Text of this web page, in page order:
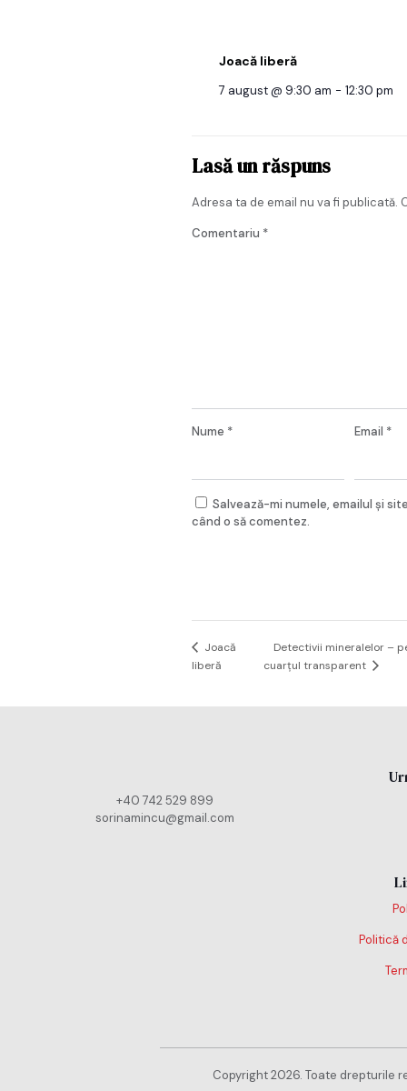
Joacă liberă
7 august @ 9:30 am - 12:30 pm
Lasă un răspuns
Adresa ta de email nu va fi publicată.
Comentariu *
Nume * Email *
Salvează-mi numele, emailul și
când o să comentez.
Joacă
liberă
Detectivii mineralelor –
cuarțul transparent
+40 742 529 899
sorinamincu@gmail.com
Politică
Copyright 2026. Toate drepturile